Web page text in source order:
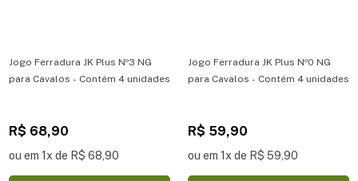
Jogo Ferradura JK Plus Nº3 NG
para Cavalos - Contém 4 unidades
R$ 68,90
ou em 1x de R$ 68,90
Jogo Ferradura JK Plus Nº0 NG
para Cavalos - Contém 4 unidades
R$ 59,90
ou em 1x de R$ 59,90